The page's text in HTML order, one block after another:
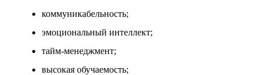
коммуникабельность;
эмоциональный интеллект;
тайм-менеджмент;
высокая обучаемость;